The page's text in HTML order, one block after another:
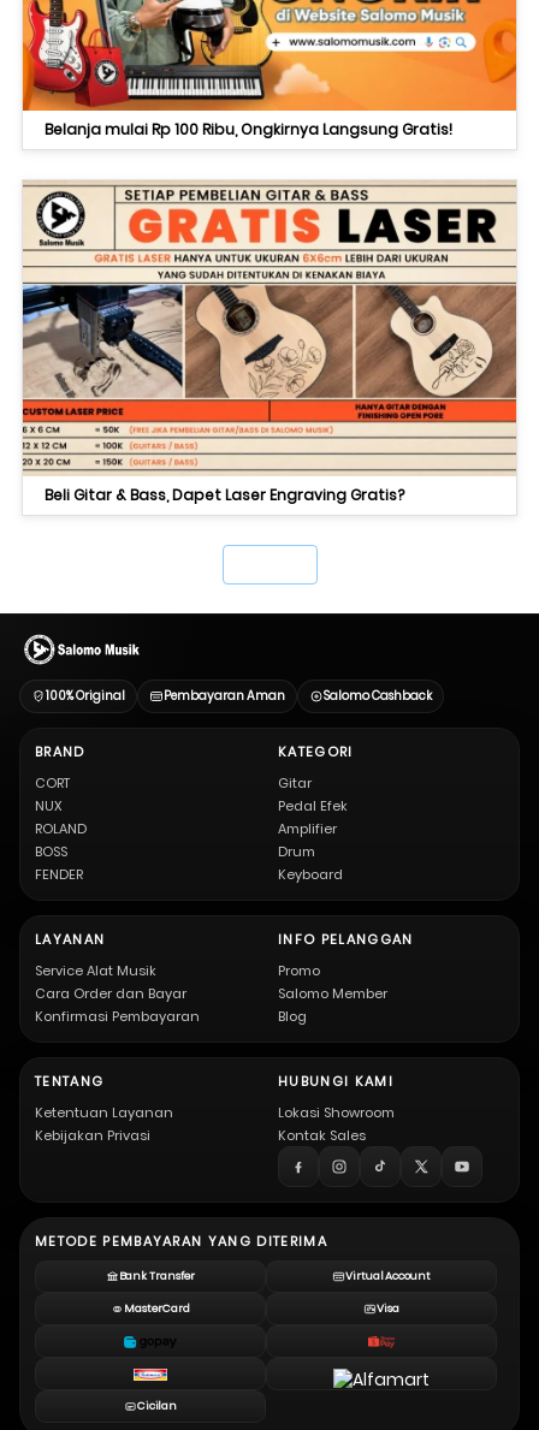
Belanja mulai Rp 100 Ribu, Ongkirnya Langsung Gratis!
Beli Gitar & Bass, Dapet Laser Engraving Gratis?
100% Original Pembayaran Aman Salomo Cashback
BRAND
CORT
NUX
ROLAND
BOSS
FENDER
KATEGORI
Gitar
Pedal Efek
Amplifier
Drum
Keyboard
LAYANAN
Service Alat Musik
Cara Order dan Bayar
Konfirmasi Pembayaran
INFO PELANGGAN
Promo
Salomo Member
Blog
TENTANG
Ketentuan Layanan
Kebijakan Privasi
HUBUNGI KAMI
Lokasi Showroom
Kontak Sales
METODE PEMBAYARAN YANG DITERIMA
Bank Transfer Virtual Account
MasterCard Visa
Cicilan